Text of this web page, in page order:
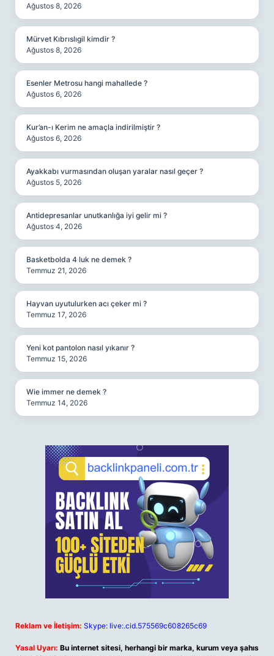
Ağustos 8, 2026
Mürvet Kıbrıslıgil kimdir ?
Ağustos 8, 2026
Esenler Metrosu hangi mahallede ?
Ağustos 6, 2026
Kur’an-ı Kerim ne amaçla indirilmiştir ?
Ağustos 6, 2026
Ayakkabı vurmasından oluşan yaralar nasıl geçer ?
Ağustos 5, 2026
Antidepresanlar unutkanlığa iyi gelir mi ?
Ağustos 4, 2026
Basketbolda 4 luk ne demek ?
Temmuz 21, 2026
Hayvan uyutulurken acı çeker mi ?
Temmuz 17, 2026
Yeni kot pantolon nasıl yıkanır ?
Temmuz 15, 2026
Wie immer ne demek ?
Temmuz 14, 2026
Reklam ve İletişim: Skype: live:.cid.575569c608265c69
Yasal Uyarı: Bu internet sitesi, herhangi bir marka, kurum veya şahıs